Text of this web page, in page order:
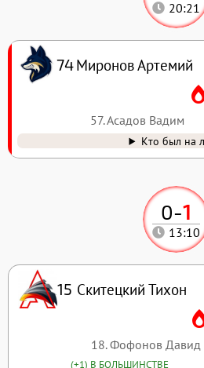
0-1
13:10
15 Скитецкий Тихон
18. Фофонов Давид
(+1) В БОЛЬШИНСТВЕ
20:21
74Миронов Артемий
57. Асадов Вадим
Кто был на